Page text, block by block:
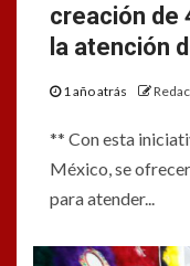
creación de
la atención
1 año atrás
** Con esta
México, se
para atender...